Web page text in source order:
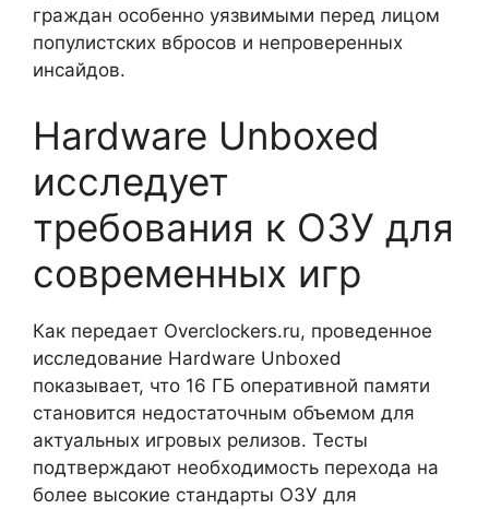
граждан особенно уязвимыми перед лицом
популистских вбросов и непроверенных
инсайдов.
Hardware Unboxed
исследует
требования к ОЗУ для
современных игр
Как передает Overclockers.ru, проведенное
исследование Hardware Unboxed
показывает, что 16 ГБ оперативной памяти
становится недостаточным объемом для
актуальных игровых релизов. Тесты
подтверждают необходимость перехода на
более высокие стандарты ОЗУ для